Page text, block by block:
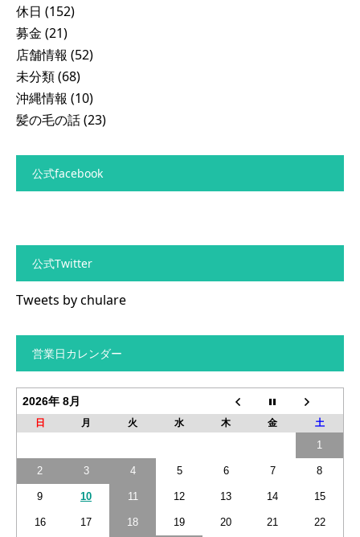
休日 (152)
募金 (21)
店舗情報 (52)
未分類(68)
沖縄情報 (10)
髪の毛の話(23)
公式facebook
公式Twitter
Tweets by chulare
営業日カレンダー
2026年 8月
日 月 火 水 木 金 土
1
2 3 4 5 6 7 8
9 10 11 12 13 14 15
16 17 18 19 20 21 22